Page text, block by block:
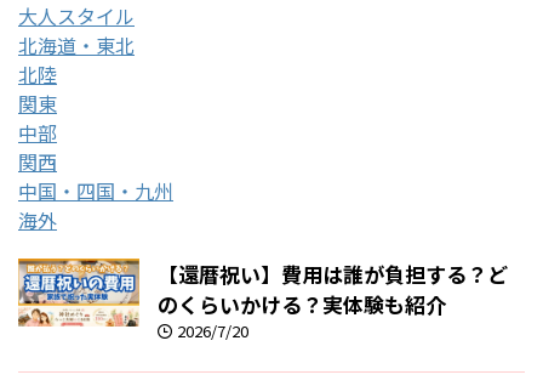
大人スタイル
北海道・東北
北陸
関東
中部
関西
中国・四国・九州
海外
【還暦祝い】費用は誰が負担する？ど
のくらいかける？実体験も紹介
2026/7/20